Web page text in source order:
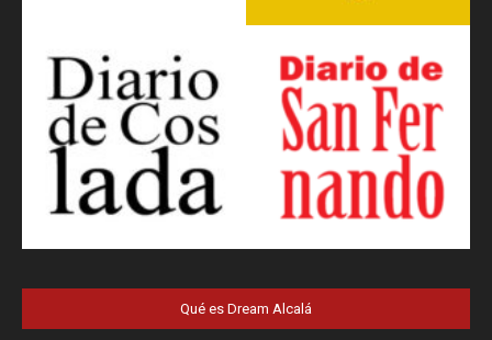
Qué es Dream Alcalá